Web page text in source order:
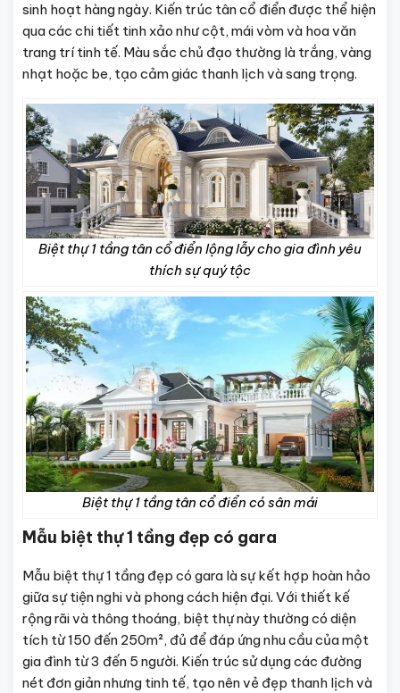
sinh hoạt hàng ngày. Kiến trúc tân cổ điển được thể hiện
qua các chi tiết tinh xảo như cột, mái vòm và hoa văn
trang trí tinh tế. Màu sắc chủ đạo thường là trắng, vàng
nhạt hoặc be, tạo cảm giác thanh lịch và sang trọng.
Biệt thự 1 tầng tân cổ điển lộng lẫy cho gia đình yêu
thích sự quý tộc
Biệt thự 1 tầng tân cổ điển có sân mái
Mẫu biệt thự 1 tầng đẹp có gara
Mẫu biệt thự 1 tầng đẹp có gara là sự kết hợp hoàn hảo
giữa sự tiện nghi và phong cách hiện đại. Với thiết kế
rộng rãi và thông thoáng, biệt thự này thường có diện
tích từ 150 đến 250m², đủ để đáp ứng nhu cầu của một
gia đình từ 3 đến 5 người. Kiến trúc sử dụng các đường
nét đơn giản nhưng tinh tế, tạo nên vẻ đẹp thanh lịch và